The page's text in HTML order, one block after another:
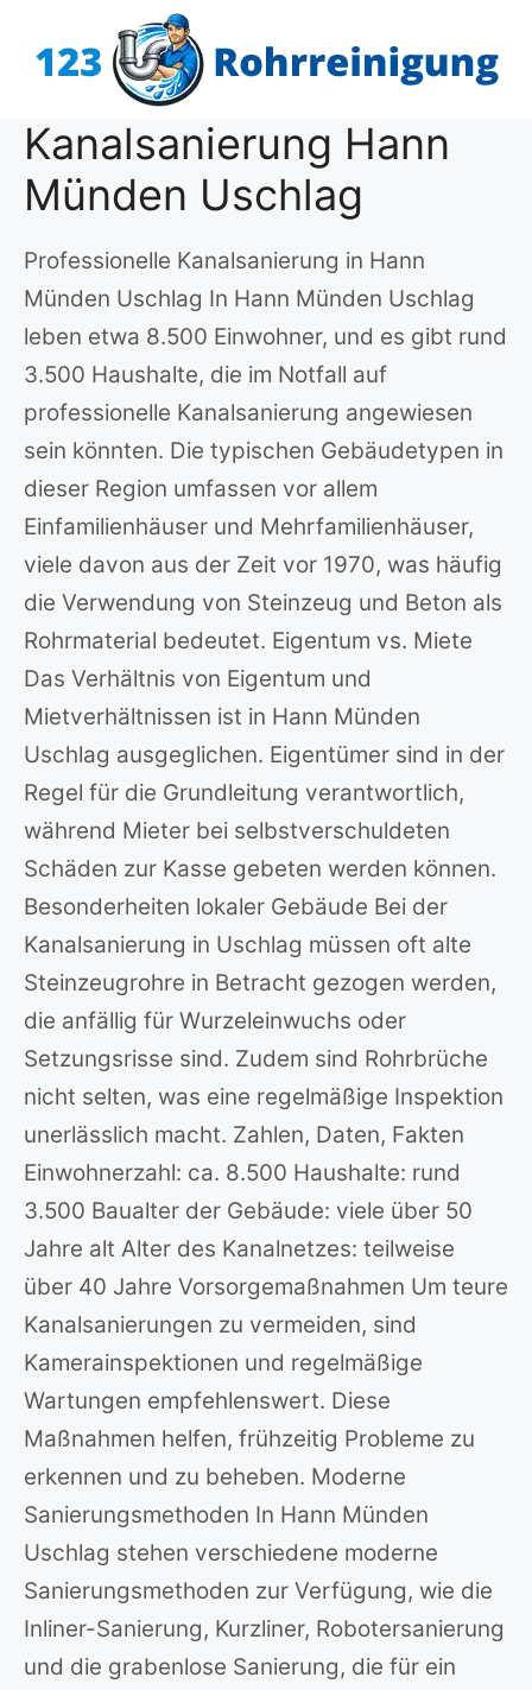
Inhalt
Kanalsanierung Hann
Münden Uschlag
Professionelle Kanalsanierung in Hann
Münden Uschlag In Hann Münden Uschlag
leben etwa 8.500 Einwohner, und es gibt rund
3.500 Haushalte, die im Notfall auf
professionelle Kanalsanierung angewiesen
sein könnten. Die typischen Gebäudetypen in
dieser Region umfassen vor allem
Einfamilienhäuser und Mehrfamilienhäuser,
viele davon aus der Zeit vor 1970, was häufig
die Verwendung von Steinzeug und Beton als
Rohrmaterial bedeutet. Eigentum vs. Miete
Das Verhältnis von Eigentum und
Mietverhältnissen ist in Hann Münden
Uschlag ausgeglichen. Eigentümer sind in der
Regel für die Grundleitung verantwortlich,
während Mieter bei selbstverschuldeten
Schäden zur Kasse gebeten werden können.
Besonderheiten lokaler Gebäude Bei der
Kanalsanierung in Uschlag müssen oft alte
Steinzeugrohre in Betracht gezogen werden,
die anfällig für Wurzeleinwuchs oder
Setzungsrisse sind. Zudem sind Rohrbrüche
nicht selten, was eine regelmäßige Inspektion
unerlässlich macht. Zahlen, Daten, Fakten
Einwohnerzahl: ca. 8.500 Haushalte: rund
3.500 Baualter der Gebäude: viele über 50
Jahre alt Alter des Kanalnetzes: teilweise
über 40 Jahre Vorsorgemaßnahmen Um teure
Kanalsanierungen zu vermeiden, sind
Kamerainspektionen und regelmäßige
Wartungen empfehlenswert. Diese
Maßnahmen helfen, frühzeitig Probleme zu
erkennen und zu beheben. Moderne
Sanierungsmethoden In Hann Münden
Uschlag stehen verschiedene moderne
Sanierungsmethoden zur Verfügung, wie die
Inliner-Sanierung, Kurzliner, Robotersanierung
und die grabenlose Sanierung, die für ein